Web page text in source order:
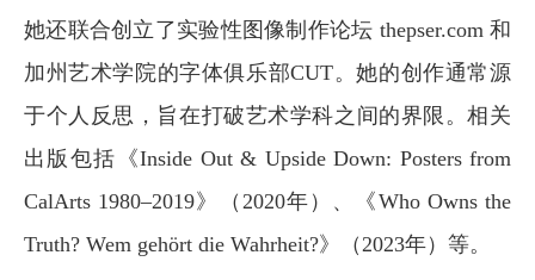
她还联合创立了实验性图像制作论坛 thepser.com 和
加州艺术学院的字体俱乐部CUT。她的创作通常源
于个人反思，旨在打破艺术学科之间的界限。相关
出版包括《Inside Out & Upside Down: Posters from
CalArts 1980–2019》（2020年）、《Who Owns the
Truth? Wem gehört die Wahrheit?》（2023年）等。